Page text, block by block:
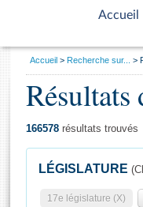
Accueil
d'accueil
Général
Vous
Accueil Recherche sur...
Résultats
166578 résultats trouvés
LÉGISLATURE
17e législature (X)